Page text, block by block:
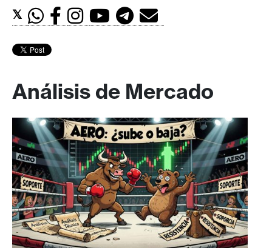
𝕏
Análisis de Mercado